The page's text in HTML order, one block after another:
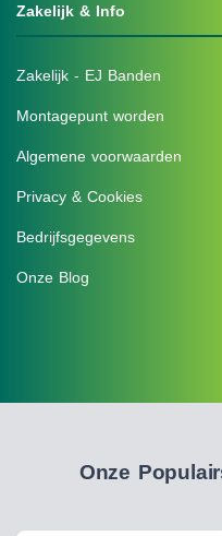
Zakelijk & Info
Zakelijk - EJ Banden
Montagepunt worden
Algemene voorwaarden
Privacy & Cookies
Bedrijfsgegevens
Onze Blog
Onze